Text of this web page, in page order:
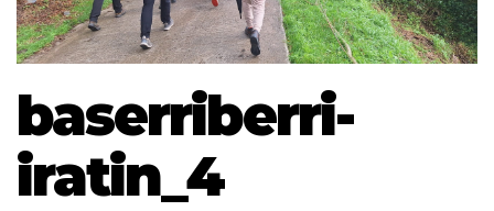
baserriberri-
iratin_4